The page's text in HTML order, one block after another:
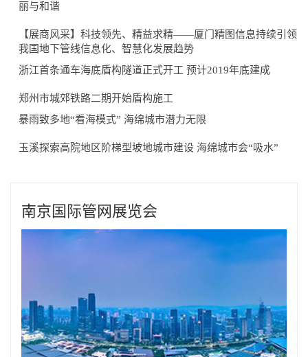
丽与和谐
【展商风采】科技领先、精益求精——厦门精图信息持续引领
我国地下管线信息化、智慧化发展趋势​
浙江首条通车海底盾构隧道正式开工 预计2019年底建成
郑州市城郊铁路二期开始盾构施工
暴雨致多地“看海模式” 海绵城市潜力无限
玉溪探索高院地区阶梯型坡地城市建设 海绵城市会“吸水”
南京国际管网展览会